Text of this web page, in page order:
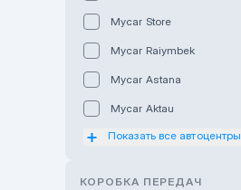
Mycar Store
Mycar Raiymbek
Mycar Astana
Mycar Aktau
Mycar Uralsk
Показать все автоцентры
КОРОБКА ПЕРЕДАЧ